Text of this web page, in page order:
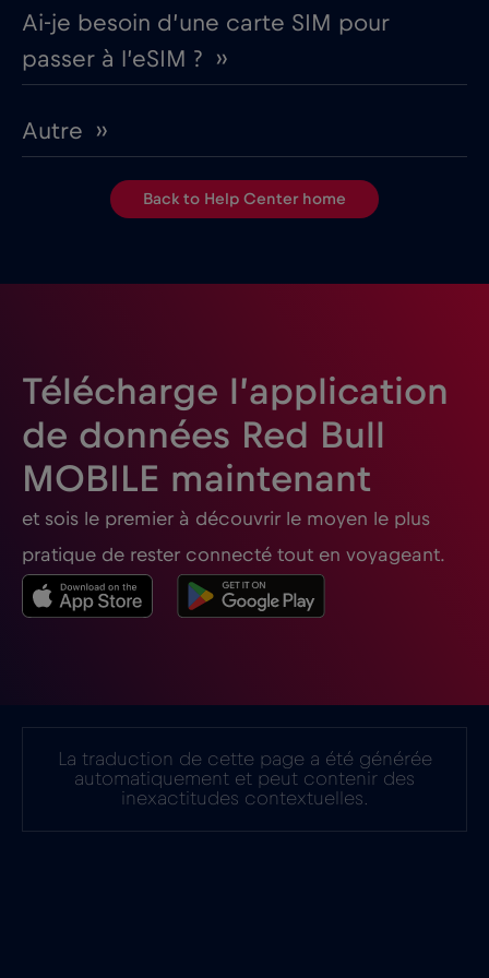
Ai-je besoin d’une carte SIM pour
passer à l’eSIM ? ››
Autre ››
Back to Help Center home
Télécharge l’application
de données Red Bull
MOBILE maintenant
et sois le premier à découvrir le moyen le plus
pratique de rester connecté tout en voyageant.
La traduction de cette page a été générée
automatiquement et peut contenir des
inexactitudes contextuelles.